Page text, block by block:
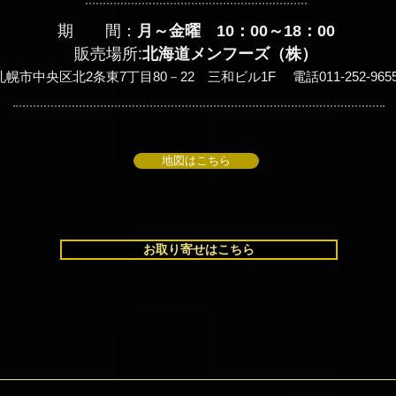
期 間 ： 月～金曜 10：00～18：00
販売場所:​北海道メンフーズ（株）
幌市中央区北2条東7丁目80－22 三和ビル1F 電話011-252-
地図はこちら
お取り寄せはこちら